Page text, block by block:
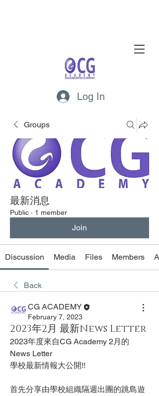
Log In
Groups
最新消息
Public · 1 member
Join
Discussion Media Files Members
Back
CG ACADEMY
February 7, 2023
2023年2月 最新News Letter
2023年度來自CG Academy 2月的
News Letter
學校最新情報大公開!!
首先分享由學校組織隔週出團的跳島遊